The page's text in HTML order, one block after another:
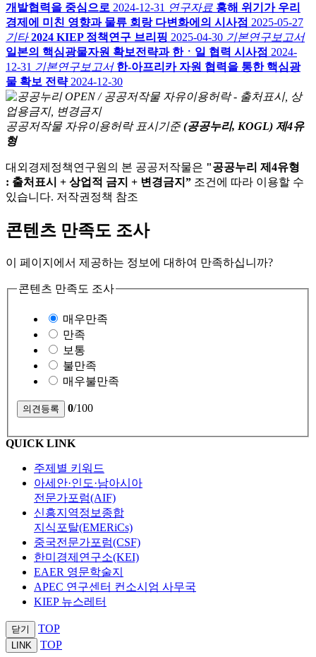
개발협력을 중심으로 2024-12-31 연구자료 홍해 위기가 우리
경제에 미친 영향과 물류 회랑 다변화에의 시사점 2025-05-27
기타 2024 KIEP 정책연구 브리핑 2025-04-30 기본연구보고서
일본의 핵심광물자원 확보전략과 한ㆍ일 협력 시사점 2024-
12-31 기본연구보고서 한-아프리카 자원 협력을 통한 핵심광
물 확보 전략 2024-12-30
공공저작물 자유이용허락 표시기준 (공공누리, KOGL) 제4유
형
대외경제정책연구원의 본 공공저작물은 "공공누리 제4유형
: 출처표시 + 상업적 금지 + 변경금지” 조건에 따라 이용할 수
있습니다. 저작권정책 참조
콘텐츠 만족도 조사
이 페이지에서 제공하는 정보에 대하여 만족하십니까?
콘텐츠 만족도 조사
매우만족
만족
보통
불만족
매우불만족
0/100
QUICK LINK
주제별 키워드
아세안·인도·남아시아
전문가포럼(AIF)
신흥지역정보종합
지식포탈(EMERiCs)
중국전문가포럼(CSF)
한미경제연구소(KEI)
EAER 영문학술지
APEC 연구센터 컨소시엄 사무국
KIEP 뉴스레터
닫기 TOP
LINK TOP